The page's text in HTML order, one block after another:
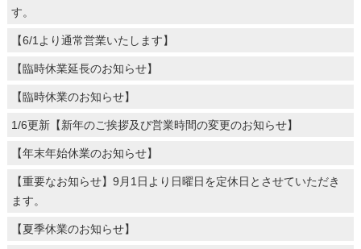
す。
【6/1より通常営業いたします】
【臨時休業延長のお知らせ】
【臨時休業のお知らせ】
1/6更新【新年のご挨拶及び営業時間の変更のお知らせ】
【年末年始休業のお知らせ】
【重要なお知らせ】9月1日より日曜日を定休日とさせていただき
ます。
【夏季休業のお知らせ】